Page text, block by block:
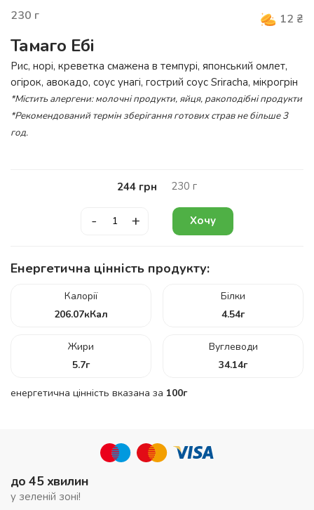
230 г 12 ₴
Тамаго Ебі
Рис, норі, креветка смажена в темпурі, японський омлет,
огірок, авокадо, соус унагі, гострий соус Sriracha, мікрогрін
*Містить алергени: молочні продукти, яйця, ракоподібні продукти
*Рекомендований термін зберігання готових страв не більше 3
год.
244 грн 230 г
- + Хочу
Енергетична цінність продукту:
Калорії
206.07кКал
Білки
4.54г
Жири
5.7г
Вуглеводи
34.14г
енергетична цінність вказана за 100г
до 45 хвилин
у зеленій зоні!